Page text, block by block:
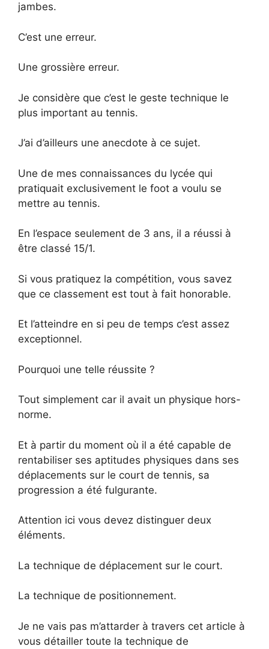
jambes.
C’est une erreur.
Une grossière erreur.
Je considère que c’est le geste technique le
plus important au tennis.
J’ai d’ailleurs une anecdote à ce sujet.
Une de mes connaissances du lycée qui
pratiquait exclusivement le foot a voulu se
mettre au tennis.
En l’espace seulement de 3 ans, il a réussi à
être classé 15/1.
Si vous pratiquez la compétition, vous savez
que ce classement est tout à fait honorable.
Et l’atteindre en si peu de temps c’est assez
exceptionnel.
Pourquoi une telle réussite ?
Tout simplement car il avait un physique hors-
norme.
Et à partir du moment où il a été capable de
rentabiliser ses aptitudes physiques dans ses
déplacements sur le court de tennis, sa
progression a été fulgurante.
Attention ici vous devez distinguer deux
éléments.
La technique de déplacement sur le court.
La technique de positionnement.
Je ne vais pas m’attarder à travers cet article à
vous détailler toute la technique de